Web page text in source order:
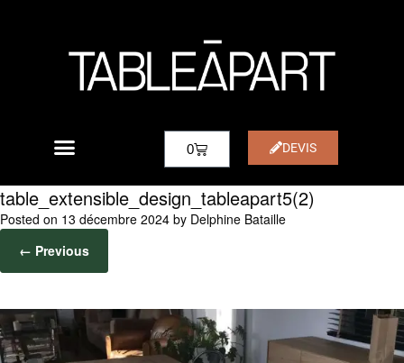
0 DEVIS
table_extensible_design_tableapart5(2)
Posted on 13 décembre 2024 by Delphine Bataille
← Previous